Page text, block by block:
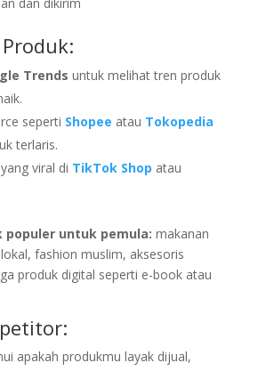
Trends untuk melihat tren produk
seperti Shopee atau Tokopedia
terlaris.
viral di TikTok Shop atau
populer untuk pemula: makanan
fashion muslim, aksesoris
produk digital seperti e-book atau
apakah produkmu layak dijual,